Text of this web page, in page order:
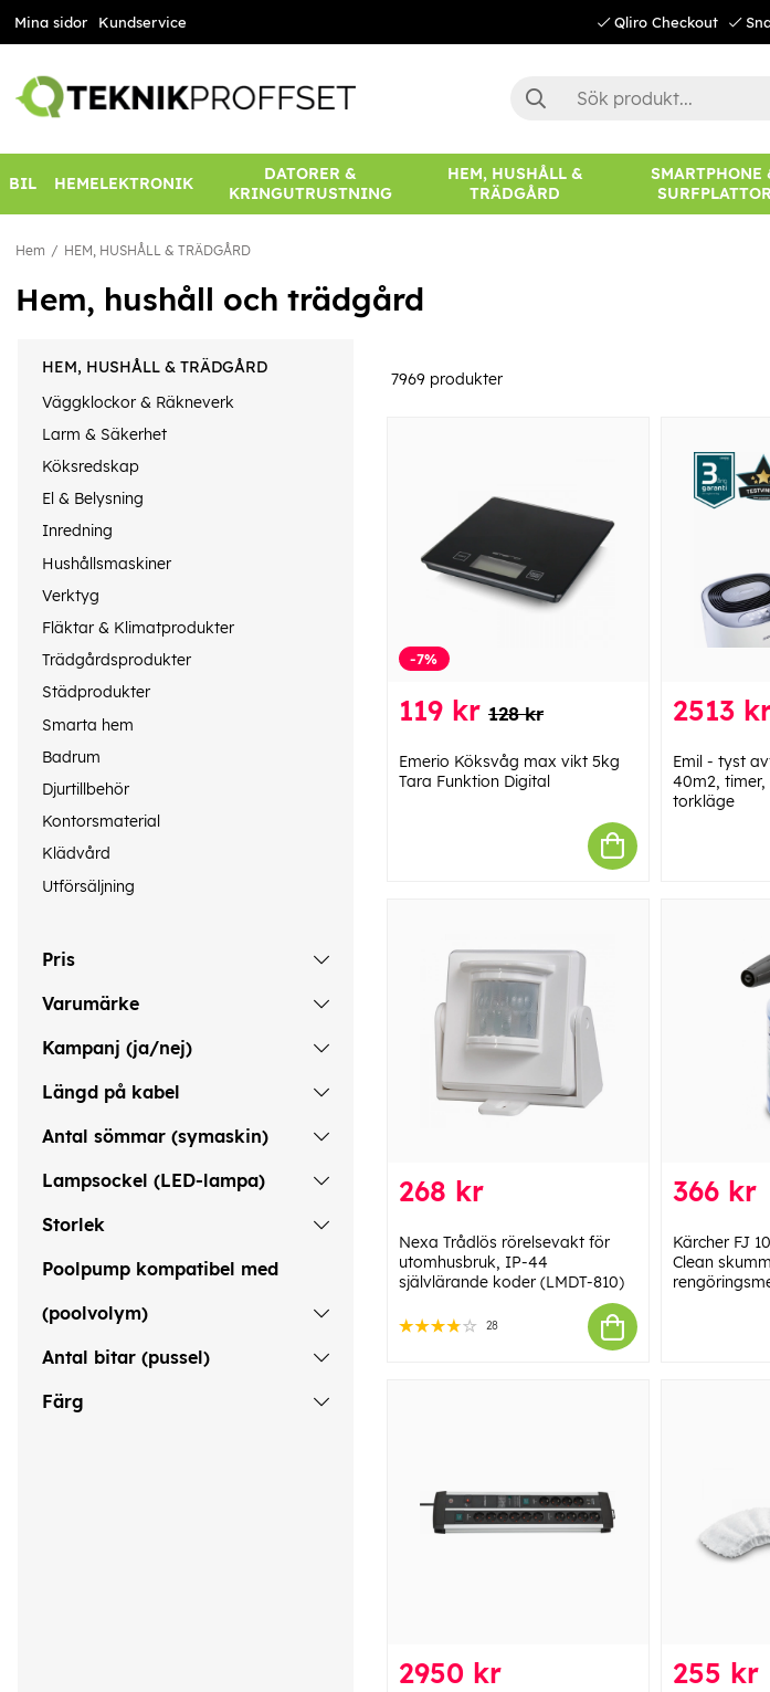
Mina sidor Kundservice Qliro Checkout
BIL HEMELEKTRONIK
DATORER &
KRINGUTRUSTNING
HEM, HUSHÅLL &
TRÄDGÅRD
SMARTPHONE
SURFPLATTOR
Hem HEM, HUSHÅLL & TRÄDGÅRD
Hem, hushåll och trädgård
HEM, HUSHÅLL & TRÄDGÅRD
Väggklockor & Räkneverk
Larm & Säkerhet
Köksredskap
El & Belysning
Inredning
Hushållsmaskiner
Verktyg
Fläktar & Klimatprodukter
Trädgårdsprodukter
Städprodukter
Smarta hem
Badrum
Djurtillbehör
Kontorsmaterial
Klädvård
Utförsäljning
Pris
Varumärke
Kampanj (ja/nej)
Längd på kabel
Antal sömmar (symaskin)
Lampsockel (LED-lampa)
Storlek
Poolpump kompatibel med
(poolvolym)
Antal bitar (pussel)
Färg
7969 produkter
-7%
119 kr 128 kr
Emerio Köksvåg max vikt 5kg
Tara Funktion Digital
2513
Emil - tyst
40m2, timer,
torkläge
268 kr
Nexa Trådlös rörelsevakt för
utomhusbruk, IP-44
självlärande koder (LMDT-810)
28
366 kr
Kärcher FJ
Clean
2950 kr 255 kr